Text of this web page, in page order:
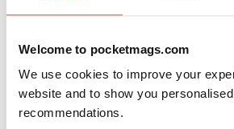
Welcome to pocketmags.com
We use cookies to improve your
website and to show you
recommendations.
Vista|Al carrello